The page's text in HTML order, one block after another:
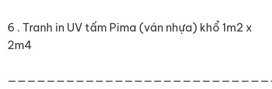
6 . Tranh in UV tấm Pima (ván nhựa) khổ 1m2 x
2m4